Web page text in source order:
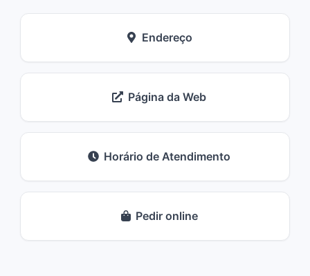
Endereço
Página da Web
Horário de Atendimento
Pedir online